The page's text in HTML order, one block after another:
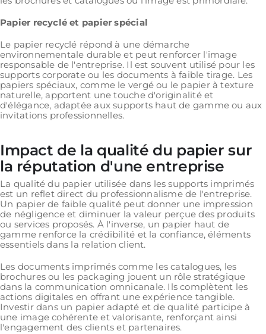
Papier recyclé et papier spécial
Le papier recyclé répond à une démarche
environnementale durable et peut renforcer l'image
responsable de l'entreprise. Il est souvent utilisé pour les
supports corporate ou les documents à faible tirage. Les
papiers spéciaux, comme le vergé ou le papier à texture
naturelle, apportent une touche d'originalité et
d'élégance, adaptée aux supports haut de gamme ou aux
invitations professionnelles.
Impact de la qualité du papier sur
la réputation d'une entreprise
La qualité du papier utilisée dans les supports imprimés
est un reflet direct du professionnalisme de l'entreprise.
Un papier de faible qualité peut donner une impression
de négligence et diminuer la valeur perçue des produits
ou services proposés. À l'inverse, un papier haut de
gamme renforce la crédibilité et la confiance, éléments
essentiels dans la relation client.
Les documents imprimés comme les catalogues, les
brochures ou les packaging jouent un rôle stratégique
dans la communication omnicanale. Ils complètent les
actions digitales en offrant une expérience tangible.
Investir dans un papier adapté et de qualité participe à
une image cohérente et valorisante, renforçant ainsi
l'engagement des clients et partenaires.